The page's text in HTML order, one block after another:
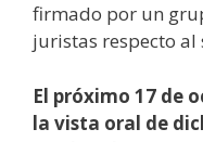
firmado por un
juristas respecto
El próximo 17 de
la vista oral de